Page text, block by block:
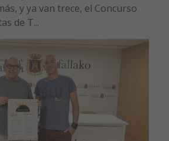
y ya van trece, el Concurso
de T...